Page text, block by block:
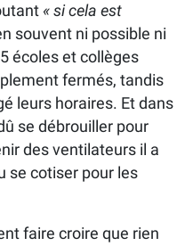
« si cela est
souvent ni possible ni
écoles et collèges
fermés, tandis
leurs horaires. Et dans
se débrouiller pour
des ventilateurs il a
se cotiser pour les
faire croire que rien